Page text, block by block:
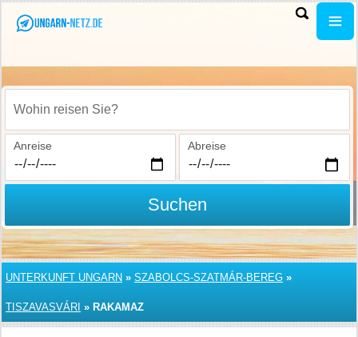
Wohin reisen Sie?
Anreise Abreise
Suchen
UNTERKUNFT UNGARN » SZABOLCS-SZATMÁR-BEREG »
TISZAVASVÁRI » RAKAMAZ